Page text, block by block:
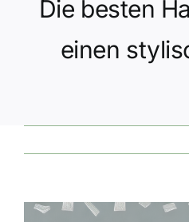
Datenschutz
Die besten
einen
Zeige